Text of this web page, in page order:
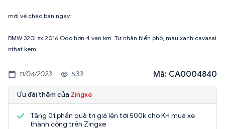
mới về chào bán ngay:
BMW 320i sx 2016 Odo hơn 4 vạn km. Tư nhân biển phố, màu xanh cavasai
nthat kem.
11/04/2023 533 Mã: CA0004840
Ưu đãi thêm của Zingxe
Tặng 01 phần quà trị giá lên tới 500k cho KH mua xe
thành công trên Zingxe